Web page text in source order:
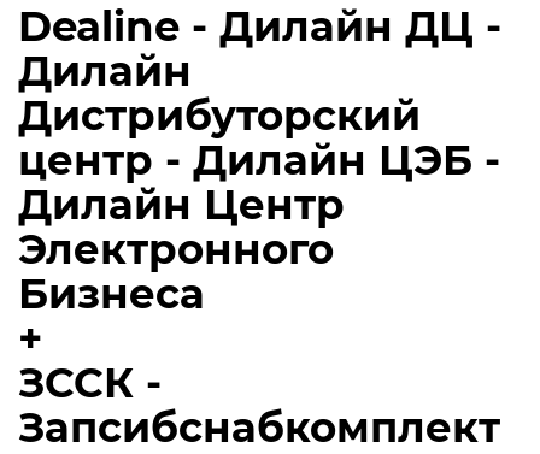
Dealine - Дилайн ДЦ -
Дилайн
Дистрибуторский
центр - Дилайн ЦЭБ -
Дилайн Центр
Электронного
Бизнеса
+
ЗССК -
Запсибснабкомплект